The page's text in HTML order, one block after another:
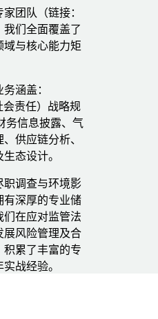
团队（链接：
我们全面覆盖了
域与核心能力矩
涵盖：
会责任）战略规
务信息披露、气
供应链分析、
态设计。
职调查与环境影
有深厚的专业储
们在应对监管法
展风险管理及合
积累了丰富的专
战经验。